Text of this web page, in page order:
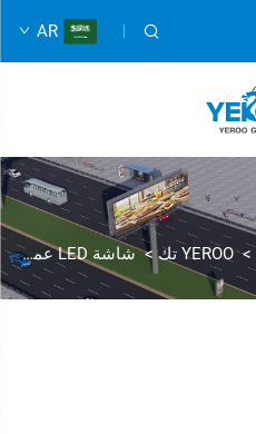
AR
>YEROO تك >شاشة LED عملاقة